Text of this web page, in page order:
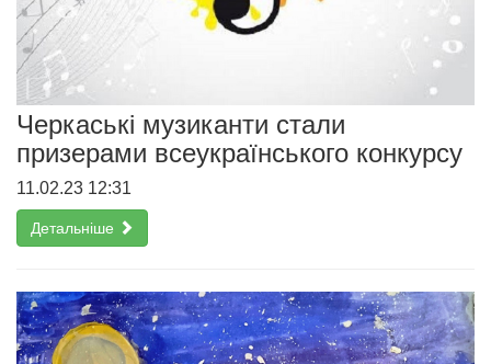
Черкаські музиканти стали
призерами всеукраїнського конкурсу
11.02.23 12:31
Детальніше